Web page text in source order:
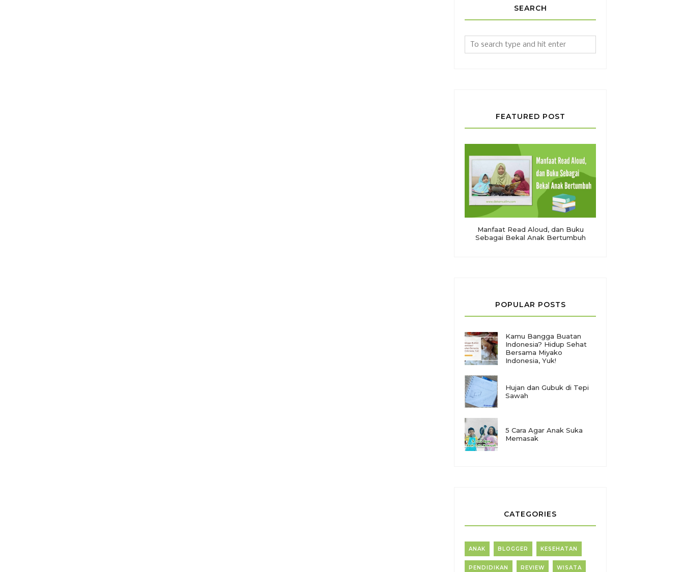
SEARCH
FEATURED POST
Manfaat Read Aloud, dan Buku
Sebagai Bekal Anak Bertumbuh
POPULAR POSTS
Kamu Bangga Buatan
Indonesia? Hidup Sehat
Bersama Miyako
Indonesia, Yuk!
Hujan dan Gubuk di Tepi
Sawah
5 Cara Agar Anak Suka
Memasak
CATEGORIES
ANAK BLOGGER KESEHATAN
PENDIDIKAN REVIEW WISATA